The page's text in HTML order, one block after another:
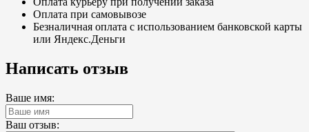
Оплата при самовывозе
Безналичная оплата с использованием банковской карты
или Яндекс.Деньги
Написать отзыв
Ваше имя:
Ваш отзыв: